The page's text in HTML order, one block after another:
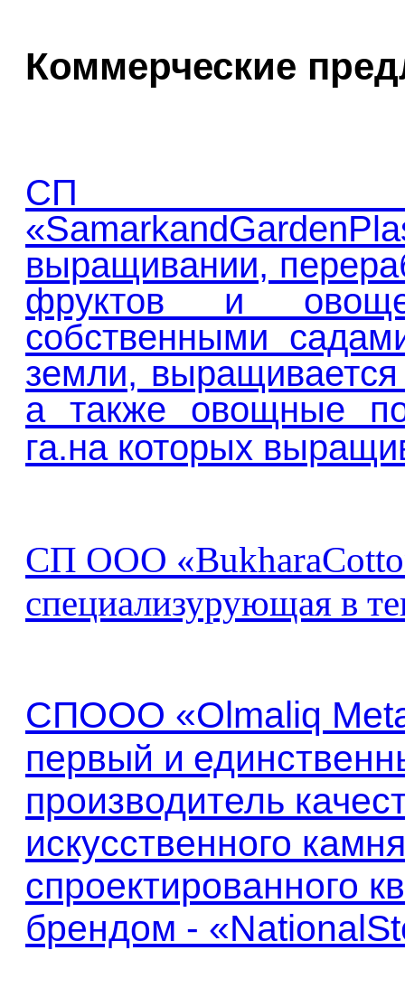
Коммерческие
СП
«
выращивании,
фруктов и
собственными
земли,
а также овощные
га.на которых
СП ООО «
специализурующая в
СПООО «Olmaliq
первый и
производитель
искусственного
спроектированного
брендом -